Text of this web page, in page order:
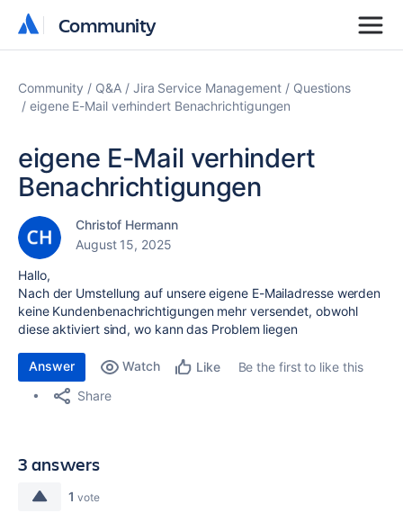
Community
Community
Community Q&A Jira Service Management
Questions
eigene E-Mail verhindert Benachrichtigungen
eigene E-Mail verhindert
Benachrichtigungen
Christof Hermann
August 15, 2025
Hallo,
Nach der Umstellung auf unsere eigene E-Mailadresse werden
keine Kundenbenachrichtigungen mehr versendet, obwohl
diese aktiviert sind, wo kann das Problem liegen
Answer Watch Like
Be the first to like this
Share
3 answers
1 vote